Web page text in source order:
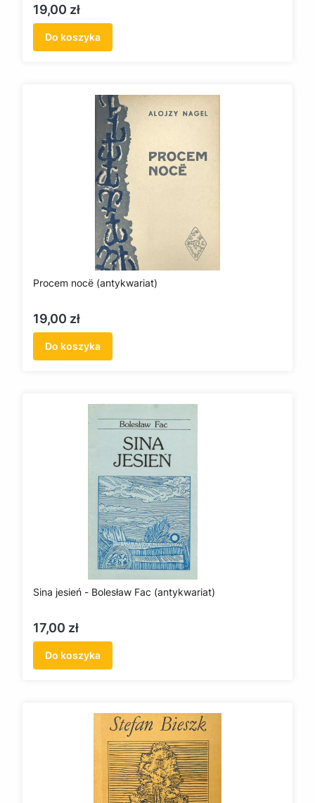
Cena
19,00 zł
Do koszyka
Procem nocë (antykwariat)
Cena
19,00 zł
Do koszyka
Sina jesień - Bolesław Fac (antykwariat)
Cena
17,00 zł
Do koszyka